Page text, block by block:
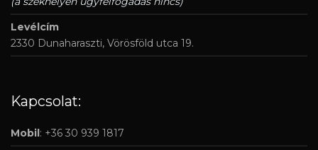
Levélcím
2330 Dunaharaszti, Vörösföld utca 19.
Kapcsolat:
Mobil: +36 30 939 1817